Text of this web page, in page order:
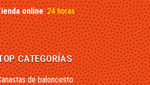
online:24 horas
CATEGORÍAS
de baloncesto